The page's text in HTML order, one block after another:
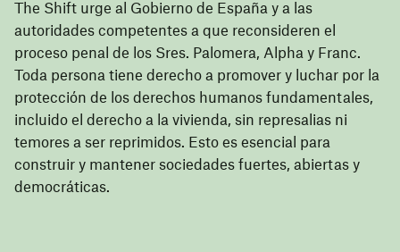
The Shift urge al Gobierno de España y a las
autoridades competentes a que reconsideren el
proceso penal de los Sres. Palomera, Alpha y Franc.
Toda persona tiene derecho a promover y luchar por la
protección de los derechos humanos fundamentales,
incluido el derecho a la vivienda, sin represalias ni
temores a ser reprimidos. Esto es esencial para
construir y mantener sociedades fuertes, abiertas y
democráticas.